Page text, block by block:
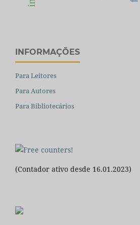
INFORMAÇÕES
Para Leitores
Para Autores
Para Bibliotecários
(Contador ativo desde 16.01.2023)